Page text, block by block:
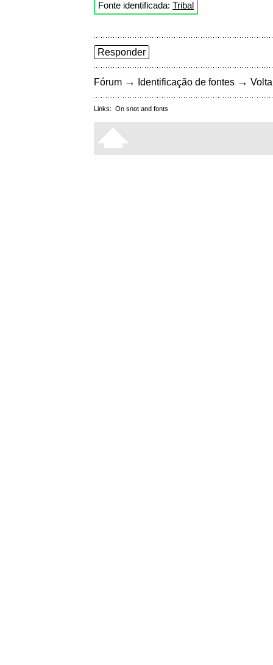
Fonte identificada: Tribal
Responder
Fórum → Identificação de fontes →
Links: On snot and fonts